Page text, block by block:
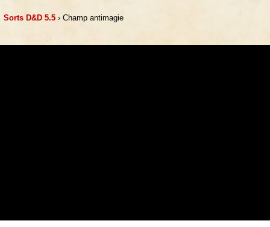
Sorts D&D 5.5 › Champ antimagie